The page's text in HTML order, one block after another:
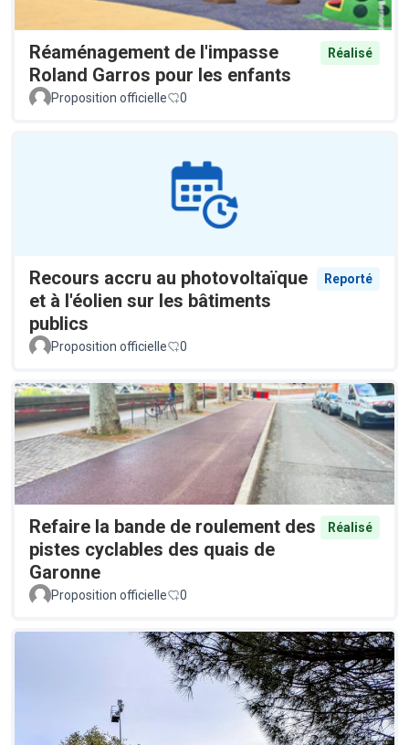
Réaménagement de l'impasse
Roland Garros pour les enfants
Réalisé
Proposition officielle 0
Recours accru au photovoltaïque
et à l'éolien sur les bâtiments
publics
Reporté
Proposition officielle 0
Refaire la bande de roulement des
pistes cyclables des quais de
Garonne
Réalisé
Proposition officielle 0